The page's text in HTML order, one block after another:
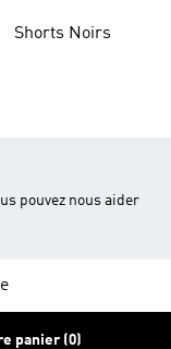
Shorts Noirs
pouvez nous aider
panier (0)